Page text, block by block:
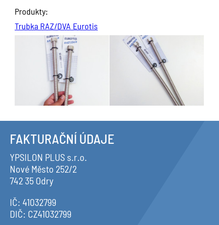
Produkty:
Trubka RAZ/DVA Eurotis
FAKTURAČNÍ ÚDAJE
YPSILON PLUS s.r.o.
Nové Město 252/2
742 35 Odry
IČ: 41032799
DIČ: CZ41032799